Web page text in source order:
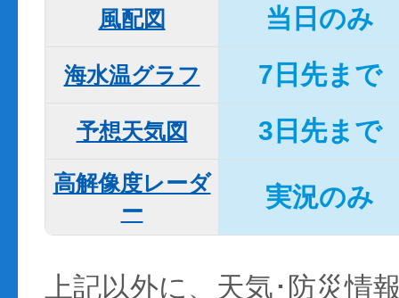
風配図 当日のみ
海水温グラフ 7日先まで
予想天気図 3日先まで
高解像度レーダ
ー
実況のみ
上記以外に、天気･防災情